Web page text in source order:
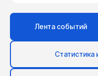
Лента событий
Статистика